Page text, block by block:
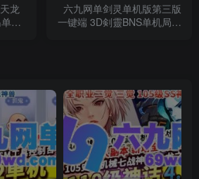
龙
机
六九网单剑灵单机版第三版
一键端 3D剣靈BNS单机局域